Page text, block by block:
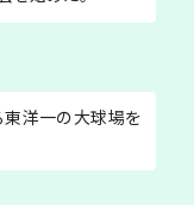
洋一の大球場を